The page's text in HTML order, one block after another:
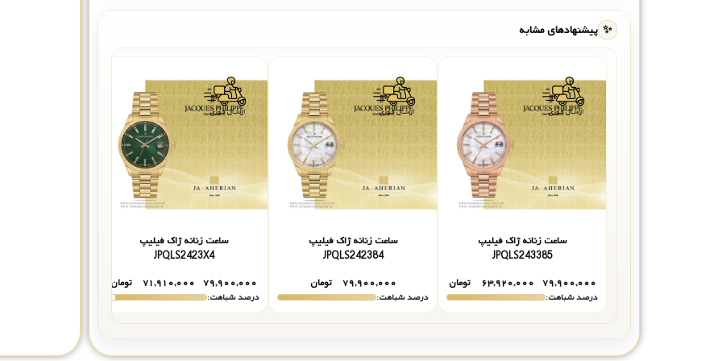
✨ پیشنهادهای مشابه
ساعت زنانه ژاک فیلیپ
JPQLS243385
۷۹,۹۰۰,۰۰۰ ۶۳,۹۲۰,۰۰۰
تومان
درصد شباهت:
ساعت زنانه ژاک فیلیپ
JPQLS242384
۷۹,۹۰۰,۰۰۰
تومان
درصد شباهت:
ساعت زنانه ژاک فیلیپ
JPQLS2423X4
۷۹,۹۰۰,۰۰۰ ۷۱,۹۱۰,۰۰۰
تومان
درصد شباهت: